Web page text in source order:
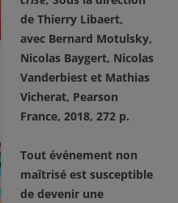
de Thierry Libaert,
avec Bernard Motulsky,
Nicolas Baygert, Nicolas
Vanderbiest et Mathias
Vicherat, Pearson
France, 2018, 272 p.
Tout événement non
maîtrisé est susceptible
de devenir une